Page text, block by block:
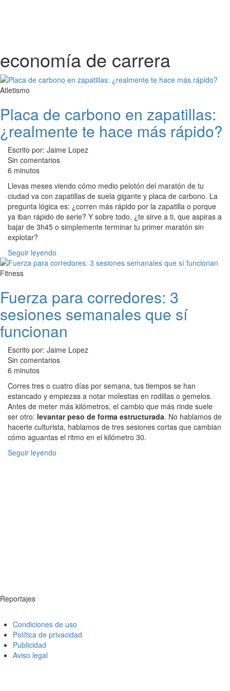
economía de carrera
Atletismo
Placa de carbono en zapatillas:
¿realmente te hace más rápido?
Escrito por: Jaime Lopez
Sin comentarios
6 minutos
Llevas meses viendo cómo medio pelotón del maratón de tu
ciudad va con zapatillas de suela gigante y placa de carbono. La
pregunta lógica es: ¿corren más rápido por la zapatilla o porque
ya iban rápido de serie? Y sobre todo, ¿te sirve a ti, que aspiras a
bajar de 3h45 o simplemente terminar tu primer maratón sin
explotar?
Seguir leyendo
Fitness
Fuerza para corredores: 3
sesiones semanales que sí
funcionan
Escrito por: Jaime Lopez
Sin comentarios
6 minutos
Corres tres o cuatro días por semana, tus tiempos se han
estancado y empiezas a notar molestias en rodillas o gemelos.
Antes de meter más kilómetros, el cambio que más rinde suele
ser otro: levantar peso de forma estructurada. No hablamos de
hacerte culturista, hablamos de tres sesiones cortas que cambian
cómo aguantas el ritmo en el kilómetro 30.
Seguir leyendo
Reportajes
Condiciones de uso
Política de privacidad
Publicidad
Aviso legal